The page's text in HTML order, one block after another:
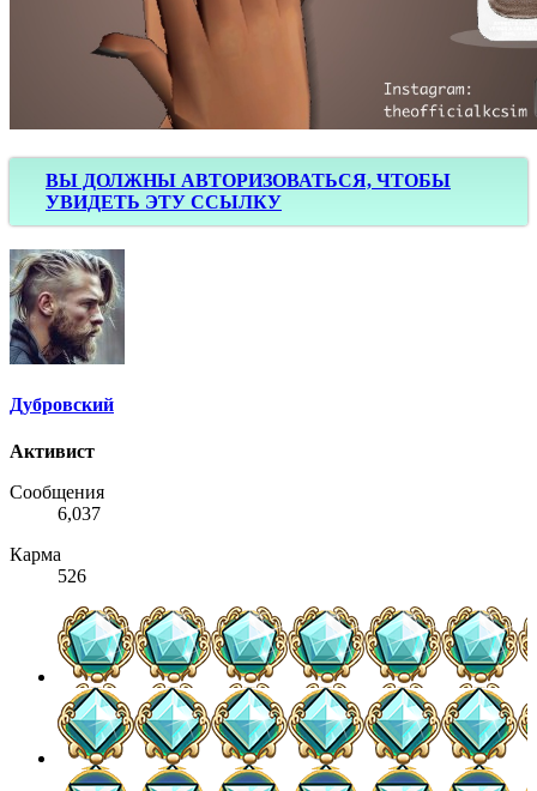
ВЫ ДОЛЖНЫ АВТОРИЗОВАТЬСЯ, ЧТОБЫ
УВИДЕТЬ ЭТУ ССЫЛКУ
Дубровский
Активист
Сообщения
6,037
Карма
526